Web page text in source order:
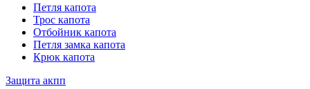
Петля капота
Трос капота
Отбойник капота
Петля замка капота
Крюк капота
Защита акпп